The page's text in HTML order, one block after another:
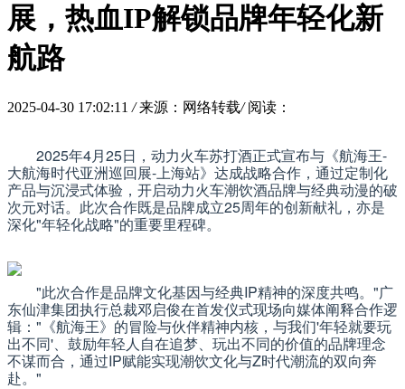
展，热血IP解锁品牌年轻化新
航路
2025-04-30 17:02:11 / 来源：网络转载/ 阅读：
2025年4月25日，动力火车苏打酒正式宣布与《航海王-
大航海时代亚洲巡回展-上海站》达成战略合作，通过定制化
产品与沉浸式体验，开启动力火车潮饮酒品牌与经典动漫的破
次元对话。此次合作既是品牌成立25周年的创新献礼，亦是
深化"年轻化战略"的重要里程碑。
"此次合作是品牌文化基因与经典IP精神的深度共鸣。"广
东仙津集团执行总裁邓启俊在首发仪式现场向媒体阐释合作逻
辑："《航海王》的冒险与伙伴精神内核，与我们'年轻就要玩
出不同'、鼓励年轻人自在追梦、玩出不同的价值的品牌理念
不谋而合，通过IP赋能实现潮饮文化与Z时代潮流的双向奔
赴。"